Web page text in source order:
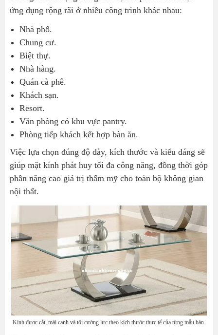
ứng dụng rộng rãi ở nhiều công trình khác nhau:
Nhà phố.
Chung cư.
Biệt thự.
Nhà hàng.
Quán cà phê.
Khách sạn.
Resort.
Văn phòng có khu vực pantry.
Phòng tiếp khách kết hợp bàn ăn.
Việc lựa chọn đúng độ dày, kích thước và kiểu dáng sẽ
giúp mặt kính phát huy tối đa công năng, đồng thời góp
phần nâng cao giá trị thẩm mỹ cho toàn bộ không gian
nội thất.
Kính được cắt, mài cạnh và tôi cường lực theo kích thước thực tế của từng mẫu bàn.